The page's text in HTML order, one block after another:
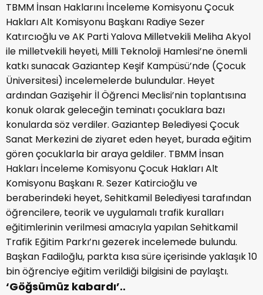
TBMM İnsan Haklarını İnceleme Komisyonu Çocuk
Hakları Alt Komisyonu Başkanı Radiye Sezer
Katırcıoğlu ve AK Parti Yalova Milletvekili Meliha Akyol
ile milletvekili heyeti, Milli Teknoloji Hamlesi’ne önemli
katkı sunacak Gaziantep Keşif Kampüsü’nde (Çocuk
Üniversitesi) incelemelerde bulundular. Heyet
ardından Gazişehir İl Öğrenci Meclisi’nin toplantısına
konuk olarak geleceğin teminatı çocuklara bazı
konularda söz verdiler. Gaziantep Belediyesi Çocuk
Sanat Merkezini de ziyaret eden heyet, burada eğitim
gören çocuklarla bir araya geldiler. TBMM İnsan
Hakları İnceleme Komisyonu Çocuk Hakları Alt
Komisyonu Başkanı R. Sezer Katircioğlu ve
beraberindeki heyet, Sehitkamil Belediyesi tarafından
öğrencilere, teorik ve uygulamalı trafik kuralları
eğitimlerinin verilmesi amacıyla yapılan Sehitkamil
Trafik Eğitim Parkı’nı gezerek incelemede bulundu.
Başkan Fadiloğlu, parkta kısa süre içerisinde yaklaşık 10
bin öğrenciye eğitim verildiği bilgisini de paylaştı.
‘Göğsümüz kabardı’..